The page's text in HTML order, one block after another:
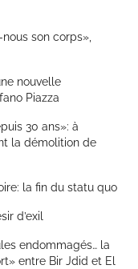
son corps»,
nouvelle
Piazza
30 ans»: à
la démolition de
la fin du statu quo
d’exil
endommagés… la
entre Bir Jdid et El